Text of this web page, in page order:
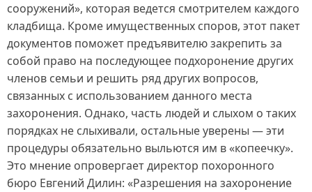
сооружений», которая ведется смотрителем каждого
кладбища. Кроме имущественных споров, этот пакет
документов поможет предъявителю закрепить за
собой право на последующее подхоронение других
членов семьи и решить ряд других вопросов,
связанных с использованием данного места
захоронения. Однако, часть людей и слыхом о таких
порядках не слыхивали, остальные уверены — эти
процедуры обязательно выльются им в «копеечку».
Это мнение опровергает директор похоронного
бюро Евгений Дилин: «Разрешения на захоронение